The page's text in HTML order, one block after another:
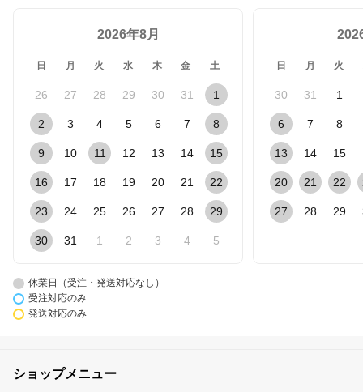
2026年8月
日 月 火 水 木 金 土
26 27 28 29 30 31 1
2 3 4 5 6 7 8
9 10 11 12 13 14 15
16 17 18 19 20 21 22
23 24 25 26 27 28 29
30 31 1 2 3 4 5
日 月 火
30 31 1
6 7 8
13 14 15
20 21 22
27 28 29
休業日（受注・発送対応なし）
受注対応のみ
発送対応のみ
ショップメニュー